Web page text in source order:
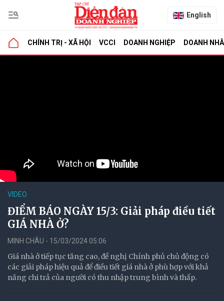
English
CHÍNH TRỊ - XÃ HỘI VCCI DOANH NGHIỆP DOANH
VIDEO
ĐIỂM BÁO NGÀY 15/3: Giải pháp điều tiết
GIÁ NHÀ Ở?
MINH CHÂU - 15/03/2024 05:06
Giá nhà ở tiếp tục tăng cao, đề nghị Chính phủ chủ động có
các giải pháp hiệu quả để điều tiết giá nhà ở phù hợp với khả
năng chi trả của người có thu nhập trung bình và thấp.